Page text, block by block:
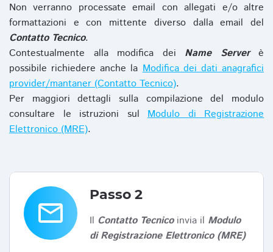
Non verranno processate email con allegati e/o altre
formattazioni e con mittente diverso dalla email del
Contatto Tecnico.
Contestualmente alla modifica dei Name Serverè
possibile richiedere anche laModifica dei dati anagrafici
provider/mantaner (Contatto Tecnico).
Per maggiori dettagli sulla compilazione del modulo
consultare le istruzioni sul Modulo di Registrazione
Elettronico (MRE).
email
Passo 2
Il Contatto Tecnicoinvia il Modulo
di Registrazione Elettronico (MRE)